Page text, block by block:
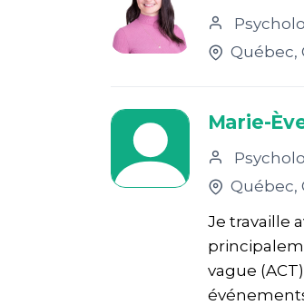
Québec,
Marie-
Québec,
Je travaille
vague